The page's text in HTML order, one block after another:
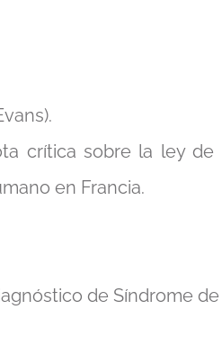
crítica sobre la ley de
en Francia.
de Síndrome de